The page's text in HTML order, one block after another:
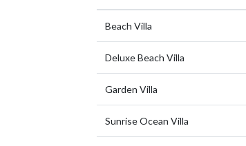
Beach Villa
Deluxe Beach Villa
Garden Villa
Sunrise Ocean Villa